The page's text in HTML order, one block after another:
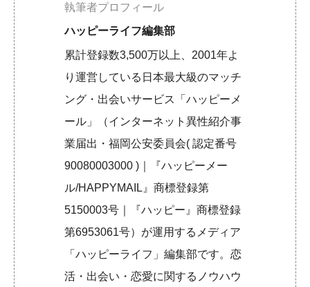
執筆者プロフィール
ハッピーライフ編集部
累計登録数3,500万以上、2001年よ
り運営している日本最大級のマッチ
ング・出会いサービス「ハッピーメ
ール」（インターネット異性紹介事
業届出・福岡公安委員会( 認定番号
90080003000 )｜『ハッピーメー
ル/HAPPYMAIL』商標登録第
5150003号｜『ハッピー』商標登録
第6953061号）が運用するメディア
「ハッピーライフ」編集部です。恋
活・出会い・恋愛に関するノウハウ